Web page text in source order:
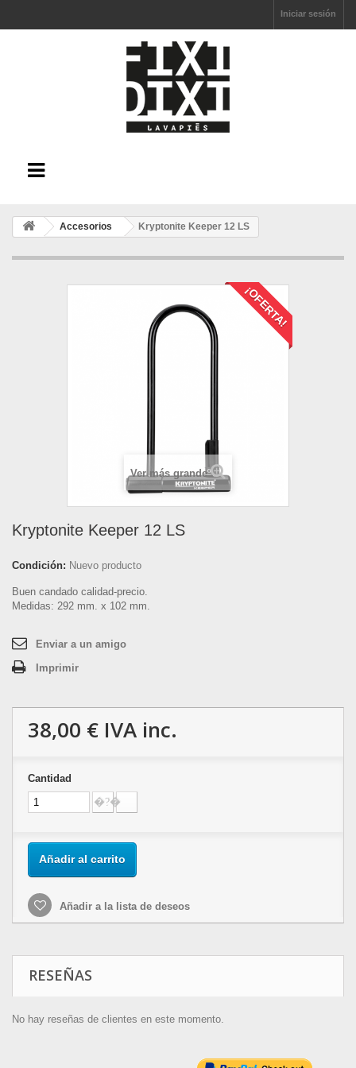
Iniciar sesión
Accesorios Kryptonite Keeper 12 LS
¡OFERTA!
Ver más grande
Kryptonite Keeper 12 LS
Condición: Nuevo producto
Buen candado calidad-precio.
Medidas: 292 mm. x 102 mm.
Enviar a un amigo
Imprimir
38,00 € IVA inc.
Cantidad
Añadir al carrito
Añadir a la lista de deseos
RESEÑAS
No hay reseñas de clientes en este momento.